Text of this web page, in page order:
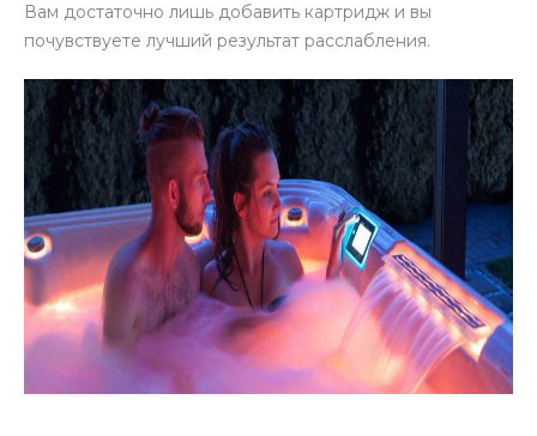
Вам достаточно лишь добавить картридж и вы
почувствуете лучший результат расслабления.